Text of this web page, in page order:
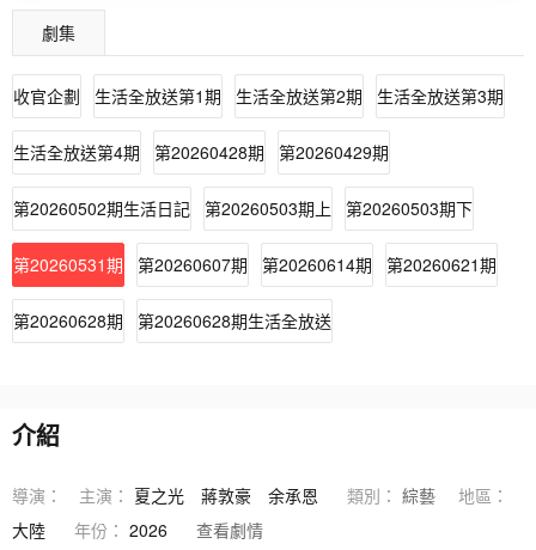
劇集
收官企劃 生活全放送第1期 生活全放送第2期 生活全放送第3期
生活全放送第4期 第20260428期 第20260429期
第20260502期生活日記 第20260503期上 第20260503期下
第20260531期 第20260607期 第20260614期 第20260621期
第20260628期 第20260628期生活全放送
介紹
導演： 主演： 夏之光 蔣敦豪 余承恩 類別： 綜藝
地區：
大陸
年份： 2026
查看劇情